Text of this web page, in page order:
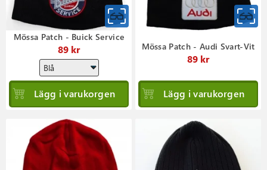
Mössa Patch - Buick Service
89 kr
Lägg i varukorgen
Mössa Patch - Audi Svart-Vit
89 kr
Lägg i varukorgen